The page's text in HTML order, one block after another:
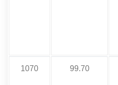
1070 99.70